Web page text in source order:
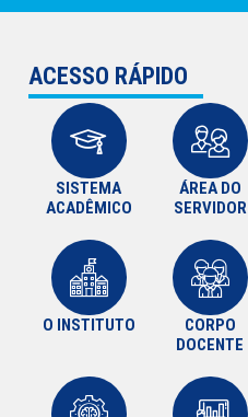
ACESSO RÁPIDO
SISTEMA
ACADÊMICO
ÁREA DO
SERVIDOR
O INSTITUTO
CORPO
DOCENTE